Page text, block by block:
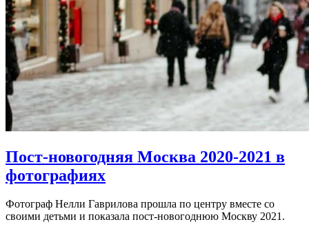
Пост-новогодняя Москва 2020-2021 в
фотографиях
Фотограф Нелли Гаврилова прошла по центру вместе со
своими детьми и показала пост-новогоднюю Москву 2021.